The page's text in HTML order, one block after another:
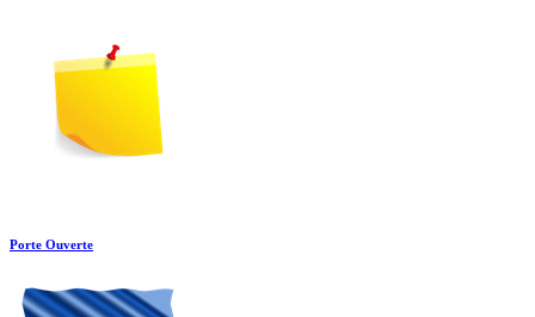
Porte Ouverte